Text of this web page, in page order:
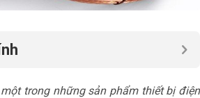
trong những sản phẩm thiết bị điện